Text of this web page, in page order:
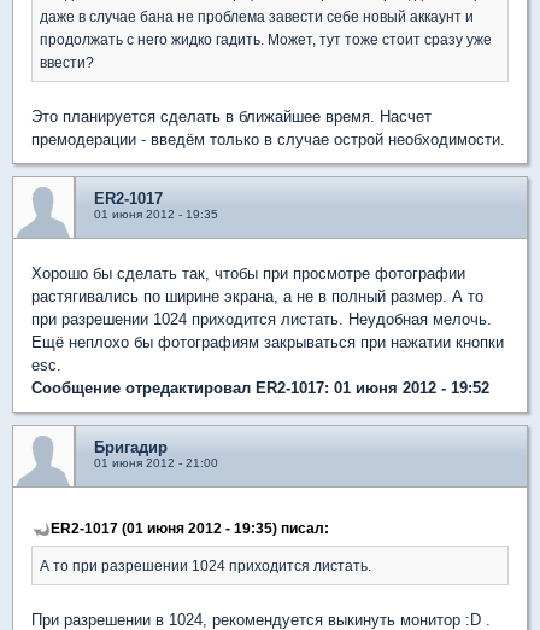
даже в случае бана не проблема завести себе новый аккаунт и
продолжать с него жидко гадить. Может, тут тоже стоит сразу уже
ввести?
Это планируется сделать в ближайшее время. Насчет
премодерации - введём только в случае острой необходимости.
ER2-1017
01 июня 2012 - 19:35
Хорошо бы сделать так, чтобы при просмотре фотографии
растягивались по ширине экрана, а не в полный размер. А то
при разрешении 1024 приходится листать. Неудобная мелочь.
Ещё неплохо бы фотографиям закрываться при нажатии кнопки
esc.
Сообщение отредактировал ER2-1017: 01 июня 2012 - 19:52
Бригадир
01 июня 2012 - 21:00
ER2-1017 (01 июня 2012 - 19:35) писал:
А то при разрешении 1024 приходится листать.
При разрешении в 1024, рекомендуется выкинуть монитор :D .